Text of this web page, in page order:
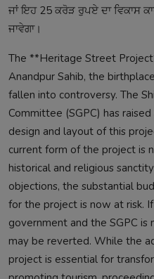
ਜਾਂ ਇਹ 25 ਕਰੋੜ ਰੁਪਏ ਦਾ ਵਿਕਾਸ
ਜਾਵੇਗਾ।
The **Heritage Street
Anandpur Sahib, the
fallen into controversy. The
Committee (SGPC) has
design and layout of this
current form of the project is
historical and religious
objections, the substantial
for the project is now at risk.
government and the SGPC is
may be reverted. While the
project is essential for